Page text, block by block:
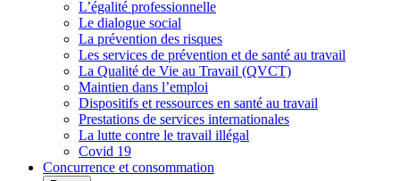
L’égalité professionnelle
Le dialogue social
La prévention des risques
Les services de prévention et de santé au travail
La Qualité de Vie au Travail (QVCT)
Maintien dans l’emploi
Dispositifs et ressources en santé au travail
Prestations de services internationales
La lutte contre le travail illégal
Covid 19
Concurrence et consommation